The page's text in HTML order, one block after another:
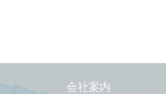
会社案内